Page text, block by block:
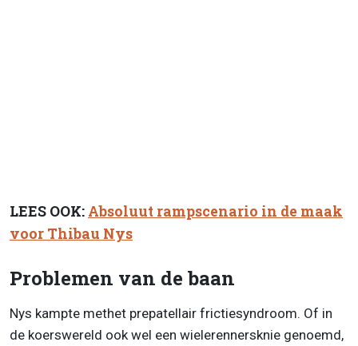
LEES OOK: Absoluut rampscenario in de maak
voor Thibau Nys
Problemen van de baan
Nys kampte methet prepatellair frictiesyndroom. Of in
de koerswereld ook wel een wielerennersknie genoemd,